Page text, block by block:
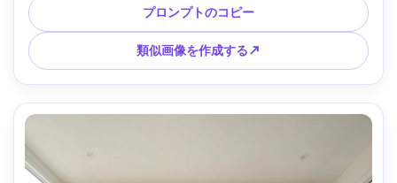
ットなフィルムの外観、オーガニックな質感を強調 --ar 4:5
プロンプトのコピー
類似画像を作成する↗